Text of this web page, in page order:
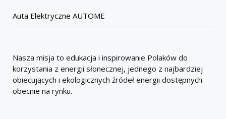
Auta Elektryczne AUTOME
Nasza misja to edukacja i inspirowanie Polaków do
korzystania z energii słonecznej, jednego z najbardziej
obiecujących i ekologicznych źródeł energii dostępnych
obecnie na rynku.